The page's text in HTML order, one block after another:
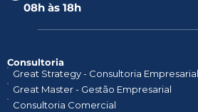
08h às 18h
Consultoria
Great Strategy - Consultoria
Great Master - Gestão Empresarial
Consultoria Comercial